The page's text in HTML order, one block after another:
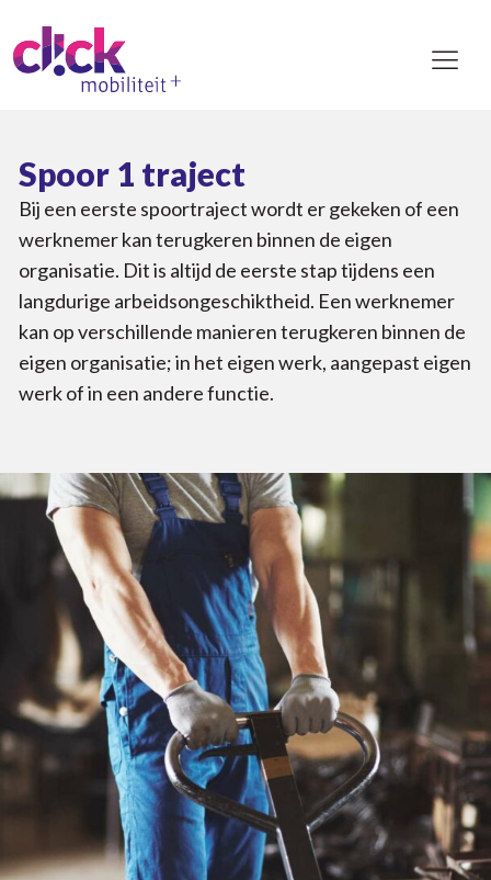
Spoor 1 traject
Bij een eerste spoortraject wordt er gekeken of een
werknemer kan terugkeren binnen de eigen
organisatie. Dit is altijd de eerste stap tijdens een
langdurige arbeidsongeschiktheid. Een werknemer
kan op verschillende manieren terugkeren binnen de
eigen organisatie; in het eigen werk, aangepast eigen
werk of in een andere functie.